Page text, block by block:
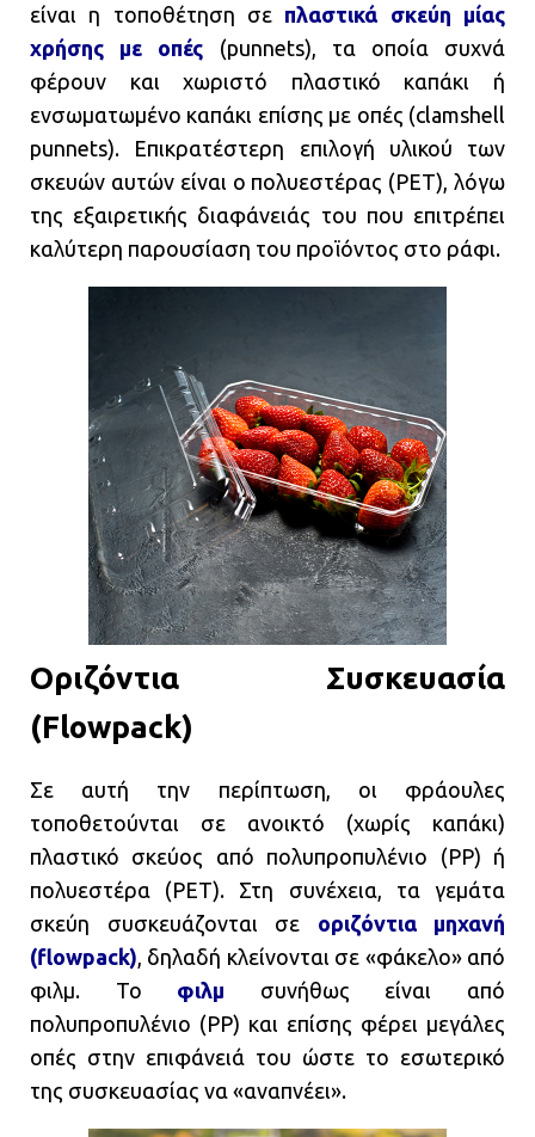
είναι η τοποθέτηση σε πλαστικά σκεύη μίας
χρήσης με οπές (punnets), τα οποία συχνά
φέρουν και χωριστό πλαστικό καπάκι ή
ενσωματωμένο καπάκι επίσης με οπές (clamshell
punnets). Επικρατέστερη επιλογή υλικού των
σκευών αυτών είναι ο πολυεστέρας (PET), λόγω
της εξαιρετικής διαφάνειάς του που επιτρέπει
καλύτερη παρουσίαση του προϊόντος στο ράφι.
Οριζόντια Συσκευασία
(Flowpack)
Σε αυτή την περίπτωση, οι φράουλες
τοποθετούνται σε ανοικτό (χωρίς καπάκι)
πλαστικό σκεύος από πολυπροπυλένιο (PP) ή
πολυεστέρα (PET). Στη συνέχεια, τα γεμάτα
σκεύη συσκευάζονται σε οριζόντια μηχανή
(flowpack), δηλαδή κλείνονται σε «φάκελο» από
φιλμ. Το φιλμ
συνήθως είναι από
πολυπροπυλένιο (PP) και επίσης φέρει μεγάλες
οπές στην επιφάνειά του ώστε το εσωτερικό
της συσκευασίας να «αναπνέει».